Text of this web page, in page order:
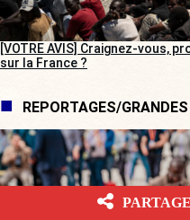
[VOTRE AVIS] Craignez-vous,
sur la France ?
REPORTAGES/